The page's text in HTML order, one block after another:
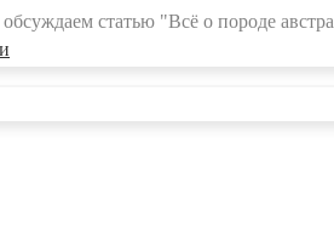
статью "Всё о породе